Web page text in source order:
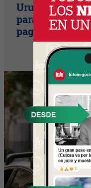
Uruguay
para una
paga si el auto